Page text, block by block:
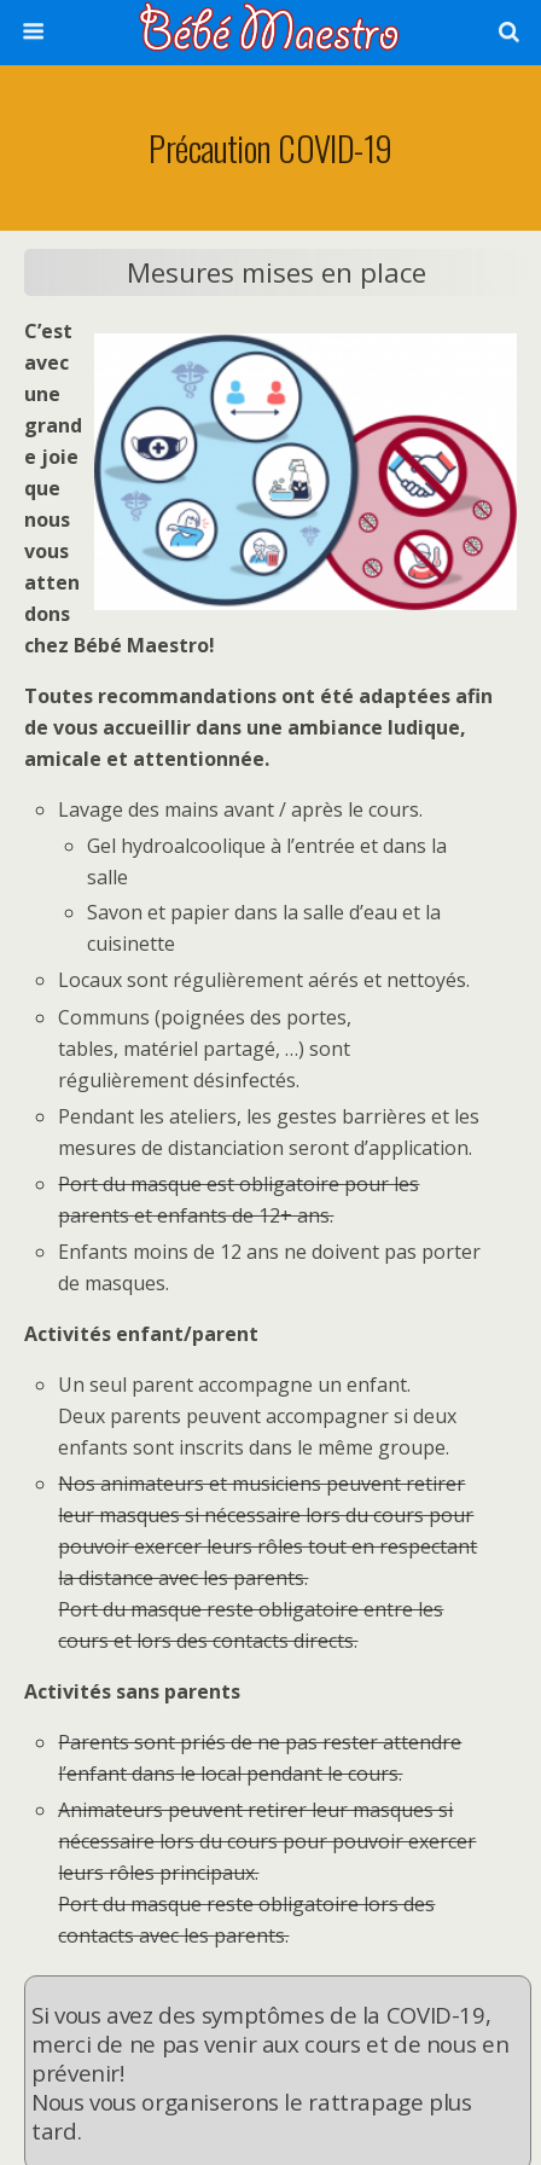
Précaution COVID-19
Mesures mises en place
C’est
avec
une
grand
e joie
que
nous
vous
atten
dons
chez Bébé Maestro!
Toutes recommandations ont été adaptées afin
de vous accueillir dans une ambiance ludique,
amicale et attentionnée.
Lavage des mains avant / après le cours.
Gel hydroalcoolique à l’entrée et dans la
salle
Savon et papier dans la salle d’eau et la
cuisinette
Locaux sont régulièrement aérés et nettoyés.
Communs (poignées des portes,
tables, matériel partagé, …) sont
régulièrement désinfectés.
Pendant les ateliers, les gestes barrières et les
mesures de distanciation seront d’application.
Port du masque est obligatoire pour les
parents et enfants de 12+ ans.
Enfants moins de 12 ans ne doivent pas porter
de masques.
Activités enfant/parent
Un seul parent accompagne un enfant.
Deux parents peuvent accompagner si deux
enfants sont inscrits dans le même groupe.
Nos animateurs et musiciens peuvent retirer
leur masques si nécessaire lors du cours pour
pouvoir exercer leurs rôles tout en respectant
la distance avec les parents.
Port du masque reste obligatoire entre les
cours et lors des contacts directs.
Activités sans parents
Parents sont priés de ne pas rester attendre
l’enfant dans le local pendant le cours.
Animateurs peuvent retirer leur masques si
nécessaire lors du cours pour pouvoir exercer
leurs rôles principaux.
Port du masque reste obligatoire lors des
contacts avec les parents.
Si vous avez des symptômes de la COVID-19,
merci de ne pas venir aux cours et de nous en
prévenir!
Nous vous organiserons le rattrapage plus
tard.